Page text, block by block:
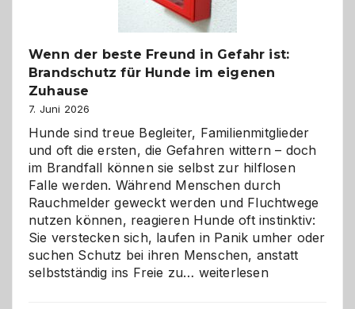
Wenn der beste Freund in Gefahr ist:
Brandschutz für Hunde im eigenen
Zuhause
7. Juni 2026
Hunde sind treue Begleiter, Familienmitglieder
und oft die ersten, die Gefahren wittern – doch
im Brandfall können sie selbst zur hilflosen
Falle werden. Während Menschen durch
Rauchmelder geweckt werden und Fluchtwege
nutzen können, reagieren Hunde oft instinktiv:
Sie verstecken sich, laufen in Panik umher oder
suchen Schutz bei ihren Menschen, anstatt
selbstständig ins Freie zu… Wenn
weiterlesen